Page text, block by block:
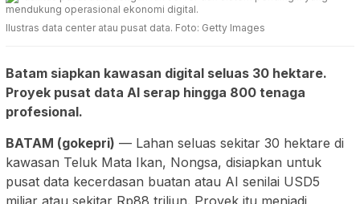
Ilustras data center atau pusat data. Foto: Getty Images
Batam siapkan kawasan digital seluas 30 hektare.
Proyek pusat data AI serap hingga 800 tenaga
profesional.
BATAM (gokepri) — Lahan seluas sekitar 30 hektare di
kawasan Teluk Mata Ikan, Nongsa, disiapkan untuk
pusat data kecerdasan buatan atau AI senilai USD5